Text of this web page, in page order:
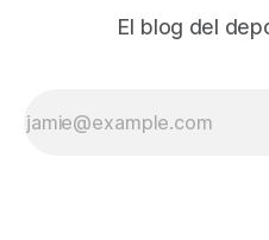
El blog del